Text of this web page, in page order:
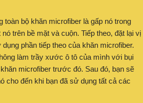
toàn bộ khăn microfiber là gấp nó trong
trên bề mặt và cuộn. Tiếp theo, đặt lại vị
phần tiếp theo của khăn microfiber.
làm trầy xước ô tô của mình với bụi
microfiber trước đó. Sau đó, bạn sẽ
cho đến khi bạn đã sử dụng tất cả các